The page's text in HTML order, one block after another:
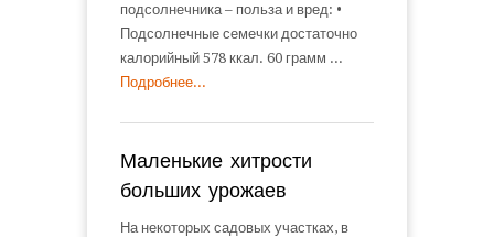
подсолнечника – польза и вред: •
Подсолнечные семечки достаточно
калорийный 578 ккал. 60 грамм ...
Подробнее...
Маленькие хитрости
больших урожаев
На некоторых садовых участках, в